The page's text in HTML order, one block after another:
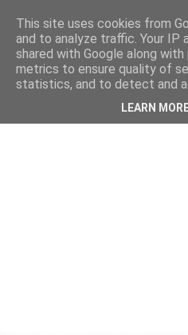
This site uses cookies from
and to analyze traffic. Your IP
shared with Google along
metrics to ensure quality of
statistics, and to detect and
LEARN